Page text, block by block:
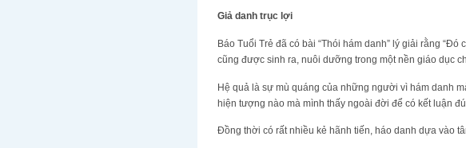
Giả danh trục lợi
Báo Tuổi Trẻ đã có bài “Thói hám danh” lý giải rằng
cũng được sinh ra, nuôi dưỡng trong một nền giáo dục
Hệ quả là sự mù quáng của những người vì hám danh
hiện tượng nào mà mình thấy ngoài đời để có kết luận
Đồng thời có rất nhiều kẻ hãnh tiến, háo danh dựa vào